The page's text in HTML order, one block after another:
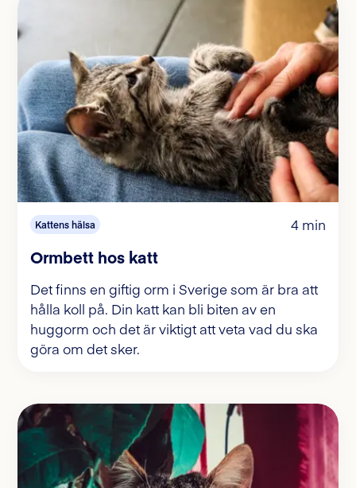
Kattens hälsa 4 min
Ormbett hos katt
Det finns en giftig orm i Sverige som är bra att
hålla koll på. Din katt kan bli biten av en
huggorm och det är viktigt att veta vad du ska
göra om det sker.